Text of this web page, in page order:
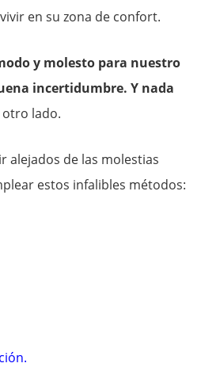
en su zona de confort.
y molesto para nuestro
incertidumbre. Y nada
lado.
alejados de las molestias
estos infalibles métodos: